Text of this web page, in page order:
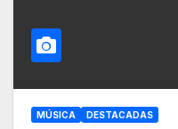
MÚSICA DESTACADAS